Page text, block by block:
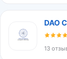
DAO
13